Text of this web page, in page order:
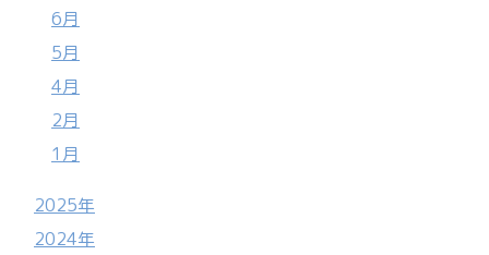
6月
5月
4月
2月
1月
2025年
2024年